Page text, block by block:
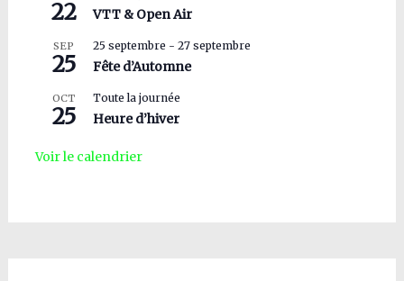
22 VTT & Open Air
SEP
25
25 septembre - 27 septembre
Fête d’Automne
OCT
25
Toute la journée
Heure d’hiver
Voir le calendrier